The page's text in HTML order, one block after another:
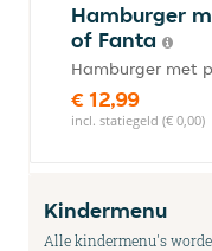
Hamburger
of Fanta
Hamburger met
€ 12,99
incl. statiegeld (€ 0,00)
Kindermenu
Alle kindermenu's